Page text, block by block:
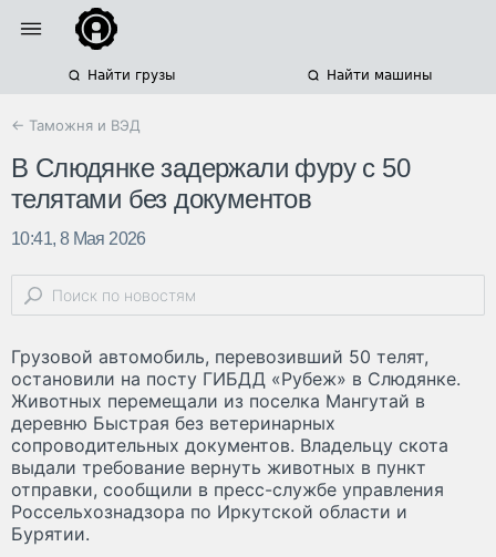
Найти грузы Найти машины
← Таможня и ВЭД
В Слюдянке задержали фуру с 50
телятами без документов
10:41, 8 Мая 2026
Грузовой автомобиль, перевозивший 50 телят,
остановили на посту ГИБДД «Рубеж» в Слюдянке.
Животных перемещали из поселка Мангутай в
деревню Быстрая без ветеринарных
сопроводительных документов. Владельцу скота
выдали требование вернуть животных в пункт
отправки, сообщили в пресс-службе управления
Россельхознадзора по Иркутской области и
Бурятии.